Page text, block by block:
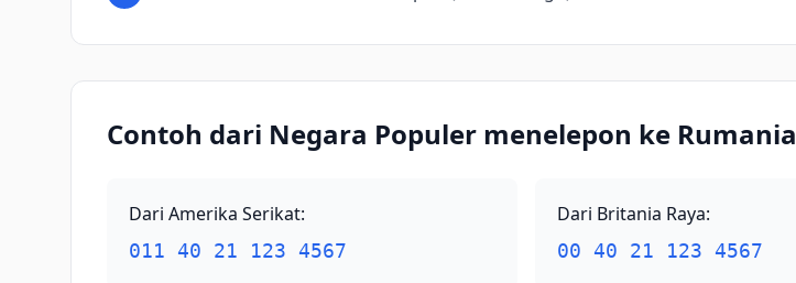
Contoh dari Negara Populer menelepon ke Rumania
Dari Amerika Serikat:
011 40 21 123 4567
Dari Britania Raya:
00 40 21 123 4567